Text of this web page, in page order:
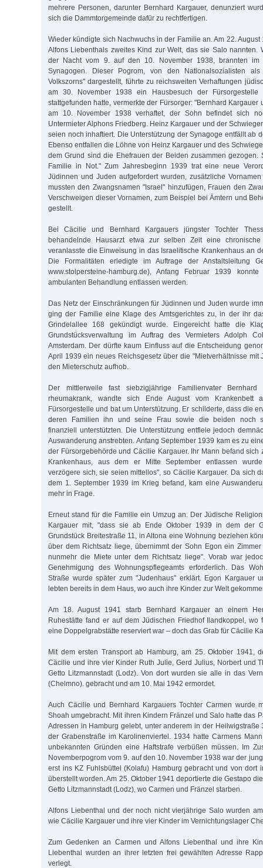
mehrere Personen, darunter Bernhard Kargauer, denunziert
sich die Dammtorgemeinde dafür zu rechtfertigen.
Wieder kündigte sich Nachwuchs in der Familie an. Am 22.
Alfons Liebenthals zweites Kind zur Welt, das sie Salo nannten.
der Nacht vom 9. auf den 10. November 1938, brannten im
Synagogen. Dieser Pogrom, von den Nationalsozialisten als
Volkszorns" dargestellt, führte zu reichsweiten Verhaftungen
am 30. November 1938 ein Hausbesuch der Fürsorgestelle
stattgefunden hatte, vermerkte der Fürsorger: "Bernhard Kargauer
am 10. November 1938 verhaftet, der Sohn befindet sich
Untermieter Alphons Friedberg. Heinz Kargauer und der
seien noch inhaftiert. Die Unterstützung der Synagoge entfällt ab
Ebenso entfallen die Löhne von Heinz Kargauer und des
dem Grund sind die Ehefrauen der Beiden zusammen gezogen.
Familie in Not." Zum Jahresbeginn 1939 trat eine neue
Jüdinnen und Juden aufgefordert wurden, zusätzliche
mussten den Zwangsnamen "Israel" hinzufügen, Frauen den
Verschweigen dieser Vornamen, zum Beispiel bei Ämtern und
gestellt.
Bei Cäcilie und Bernhard Kargauers jüngster Tochter
behandelnde Hausarzt etwa zur selben Zeit eine chronische
veranlasste die Einweisung in das Israelitische Krankenhaus an
Die Formalitäten erledigte im Auftrage der Anstaltsleitung
www.stolpersteine-hamburg.de), Anfang Februar 1939
ambulanten Behandlung entlassen werden.
Das Netz der Einschränkungen für Jüdinnen und Juden wurde
ging der Familie eine Klage des Amtsgerichtes zu, in der ihr
Grindelallee 168 gekündigt wurde. Eingereicht hatte die
Grundstücksverwaltung im Auftrag des Vermieters Adolph
Amsterdam. Der dürfte kaum Einfluss auf die Entscheidung
April 1939 ein neues Reichsgesetz über die "Mietverhältnisse mit
den Mieterschutz aufhob.
Der mittlerweile fast siebzigjährige Familienvater
rheumakrank, wandte sich Ende August vom Krankenbett
Fürsorgestelle und bat um Unterstützung. Er schilderte, dass die
deren Familien ihn und seine Frau sowie die beiden noch
finanziell unterstützten. Die Unterstützung entfiele jedoch
Auswanderung anstrebten. Anfang September 1939 kam es zu
der Fürsorgebehörde und Cäcilie Kargauer. Ihr Mann befand sich
Krankenhaus, aus dem er Mitte September entlassen
verzögere sich, sie seien mittellos", so Cäcilie Kargauer. Da sich
dem 1. September 1939 im Krieg befand, kam eine
mehr in Frage.
Erneut stand für die Familie ein Umzug an. Der Jüdische
Kargauer mit, "dass sie ab Ende Oktober 1939 in dem der
Grundstück Breitestraße 11, in Altona eine Wohnung beziehen
über dem Richtsatz liege, übernimmt der Sohn Egon ein
nunmehr die Miete unter dem Richtsatz liege". Vorab war
Genehmigung des Wohnungspflegeamts erforderlich. Das
Straße wurde später zum "Judenhaus" erklärt. Egon Kargauer
lebten bereits in dem Haus, wo auch ihre Kinder zur Welt
Am 18. August 1941 starb Bernhard Kargauer an einem
Ruhestätte fand er auf dem Jüdischen Friedhof Ilandkoppel,
eine Doppelgrabstätte reserviert war – doch das Grab für Cäcilie
Mit dem ersten Transport ab Hamburg, am 25. Oktober 1941,
Cäcilie und ihre vier Kinder Ruth Julie, Gerd Julius, Norbert und
Getto Litzmannstadt (Lodz). Von dort wurden sie alle in das
(Chelmno). gebracht und am 10. Mai 1942 ermordet.
Auch Cäcilie und Bernhard Kargauers Tochter Carmen wurde
Shoah umgebracht. Mit ihren Kindern Fränzel und Salo hatte das
Adressen in Hamburg gelebt, unter anderem in der Heilwigstraße
der Grabenstraße im Karolinenviertel. 1934 hatte Carmens
unbekannten Gründen eine Haftstrafe verbüßen müssen. Im
Novemberpogrom vom 9. auf den 10. November 1938 war der
erst ins KZ Fuhlsbüttel (Kolafu) Hamburg gebracht und von dort
überstellt worden. Am 25. Oktober 1941 deportierte die Gestapo
Getto Litzmannstadt (Lodz), wo Carmen und Fränzel starben.
Alfons Liebenthal und der noch nicht vierjährige Salo wurden
wie Cäcilie Kargauer und ihre vier Kinder im Vernichtungslager
Zum Gedenken an Carmen und Alfons Liebenthal und ihre
Liebenthal wurden an ihrer letzten frei gewählten Adresse
verlegt.